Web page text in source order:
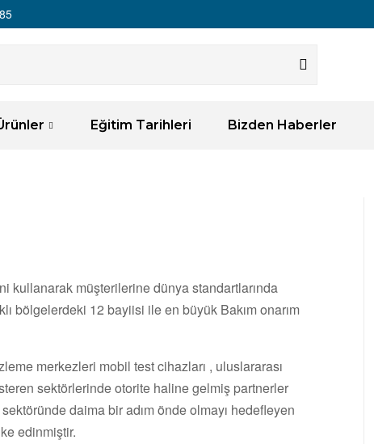
Eğitim Tarihleri Bizden Haberler
kullanarak müşterilerine dünya standartlarında
bölgelerdeki 12 bayiisi ile en büyük Bakım onarım
merkezleri mobil test cihazları , uluslararası
sektörlerinde otorite haline gelmiş partnerler
daima bir adım önde olmayı hedefleyen
edinmiştir.